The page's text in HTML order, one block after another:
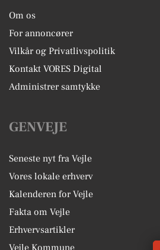
Om os
For annoncører
Vilkår og Privatlivspolitik
Kontakt VORES Digital
Administrer samtykke
GENVEJE
Seneste nyt fra Vejle
Vores lokale erhverv
Kalenderen for Vejle
Fakta om Vejle
Erhvervsartikler